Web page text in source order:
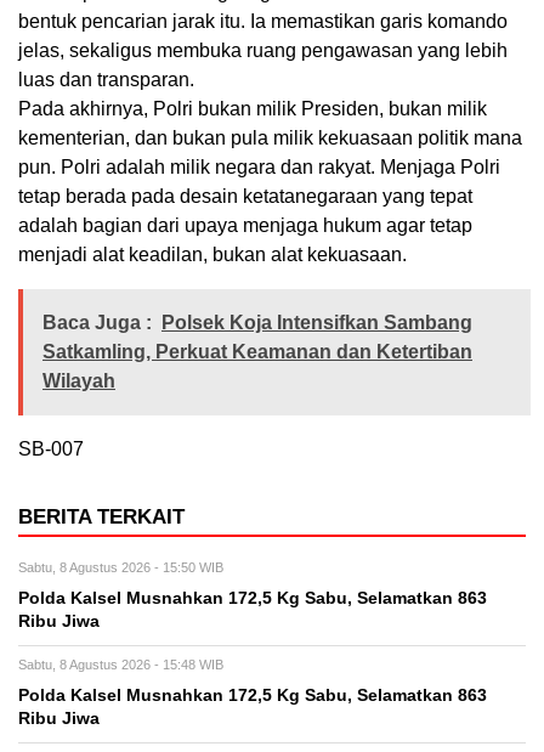
bentuk pencarian jarak itu. Ia memastikan garis komando
jelas, sekaligus membuka ruang pengawasan yang lebih
luas dan transparan.
Pada akhirnya, Polri bukan milik Presiden, bukan milik
kementerian, dan bukan pula milik kekuasaan politik mana
pun. Polri adalah milik negara dan rakyat. Menjaga Polri
tetap berada pada desain ketatanegaraan yang tepat
adalah bagian dari upaya menjaga hukum agar tetap
menjadi alat keadilan, bukan alat kekuasaan.
Baca Juga :
Polsek Koja Intensifkan Sambang
Satkamling, Perkuat Keamanan dan Ketertiban
Wilayah
SB-007
BERITA TERKAIT
Sabtu, 8 Agustus 2026 - 15:50 WIB
Polda Kalsel Musnahkan 172,5 Kg Sabu, Selamatkan 863
Ribu Jiwa
Sabtu, 8 Agustus 2026 - 15:48 WIB
Polda Kalsel Musnahkan 172,5 Kg Sabu, Selamatkan 863
Ribu Jiwa